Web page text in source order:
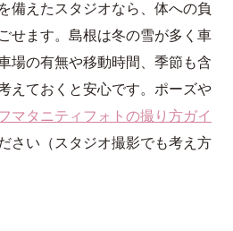
備えたスタジオなら、体への負
せます。島根は冬の雪が多く車
場の有無や移動時間、季節も含
えておくと安心です。ポーズや
マタニティフォトの撮り方ガイ
さい（スタジオ撮影でも考え方